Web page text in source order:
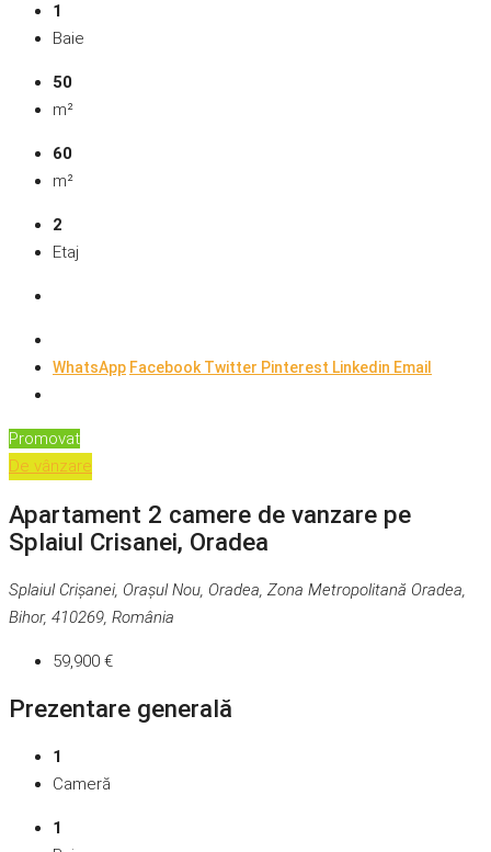
1
Baie
50
m²
60
m²
2
Etaj
WhatsApp FacebookTwitter Pinterest Linkedin Email
Promovat
De vânzare
Apartament 2 camere de vanzare pe
Splaiul Crisanei, Oradea
Splaiul Crișanei, Orașul Nou, Oradea, Zona Metropolitană Oradea,
Bihor, 410269, România
59,900 €
Prezentare generală
1
Cameră
1